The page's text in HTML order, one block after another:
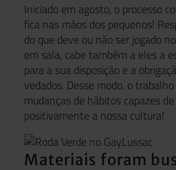
Iniciado em agosto, o processo
fica nas mãos dos pequenos!
do que deve ou não ser jogado
em sala, cabe também a eles a
para a sua disposição e a
vedados. Desse modo, o
mudanças de hábitos capazes
positivamente a nossa cultura!
Materiais foram